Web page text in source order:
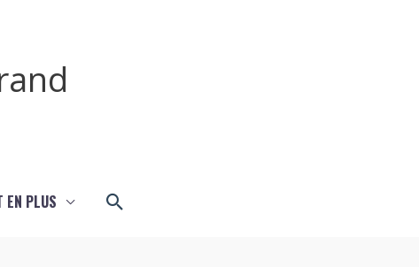
EN PLUS Rechercher